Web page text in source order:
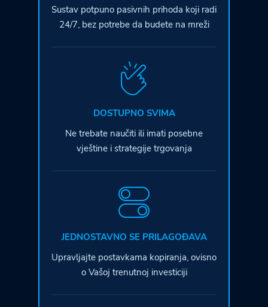
Sustav potpuno pasivnih prihoda koji radi
24/7, bez potrebe da budete na mreži
DOSTUPNO SVIMA
Ne trebate naučiti ili imati posebne
vještine i strategije trgovanja
JEDNOSTAVNO SE PRILAGOĐAVA
Upravljajte postavkama kopiranja, ovisno
o Vašoj trenutnoj investiciji